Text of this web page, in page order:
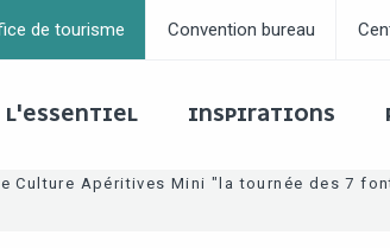
de tourisme Convention bureau
L'ESSENTIEL INSPIRATIONS
Culture Apéritives Mini "la tournée des 7